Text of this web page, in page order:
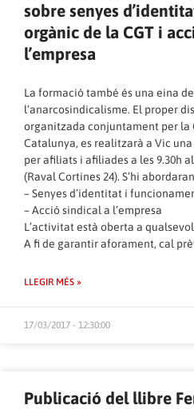
sobre senyes
orgànic de la CGT i
l’empresa
La formació també és una eina
l’anarcosindicalisme. El proper
organitzada conjuntament per la
Catalunya, es realitzarà a Vic
per afiliats i afiliades a les 9.30h
(Raval Cortines 24). S’hi
– Senyes d’identitat i
– Acció sindical a l’empresa
L’activitat està oberta a
A fi de garantir aforament, cal
LLEGIR MÉS »
17/03/2017 - 12:30:00
Publicació del llibre